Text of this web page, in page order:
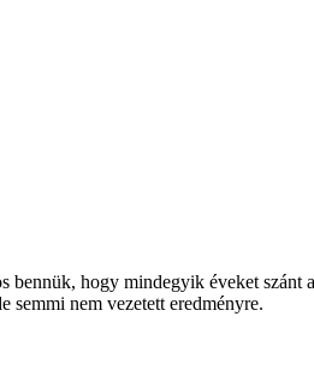
hogy mindegyik éveket szánt
semmi nem vezetett eredményre.